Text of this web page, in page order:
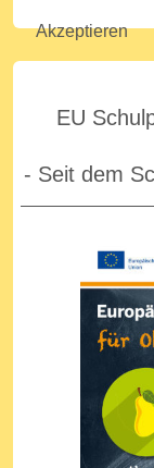
EU
- Seit dem
Akzeptieren